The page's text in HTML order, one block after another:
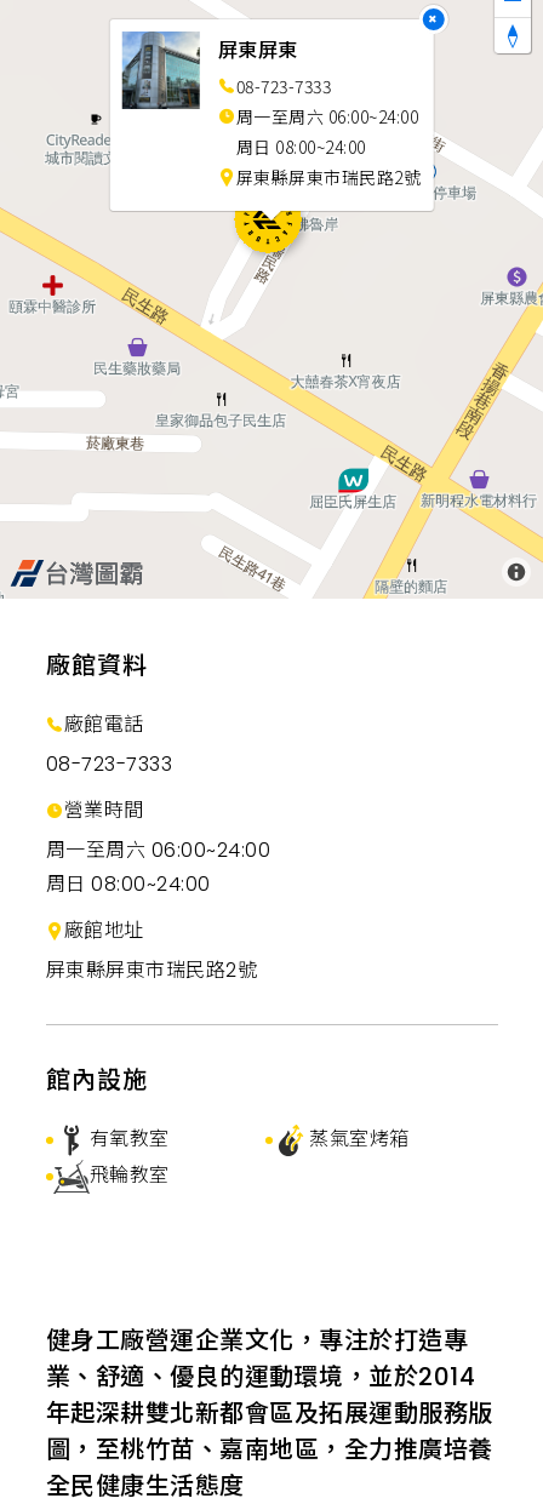
×
屏東屏東
08-723-7333
周一至周六 06:00~24:00
周日 08:00~24:00
屏東縣屏東市瑞民路2號
廠館資料
廠館電話
08-723-7333
營業時間
周一至周六 06:00~24:00
周日 08:00~24:00
廠館地址
屏東縣屏東市瑞民路2號
館內設施
有氧教室
蒸氣室烤箱
飛輪教室
健身工廠營運企業文化，專注於打造專
業、舒適、優良的運動環境，並於2014
年起深耕雙北新都會區及拓展運動服務版
圖，至桃竹苗、嘉南地區，全力推廣培養
全民健康生活態度